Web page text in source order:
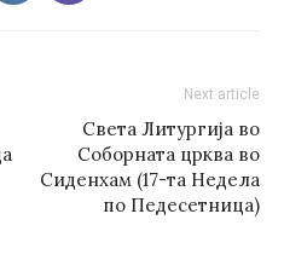
Next article
Света Литургија во
Соборната црква во
Сиденхам (17-та Недела
по Педесетница)